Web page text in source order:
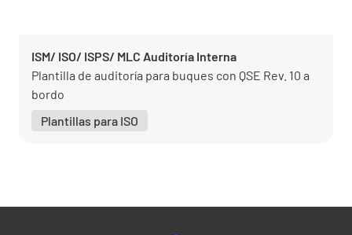
ISM/ ISO/ ISPS/ MLC Auditoría Interna
Plantilla de auditoría para buques con QSE Rev. 10 a
bordo
Plantillas para ISO